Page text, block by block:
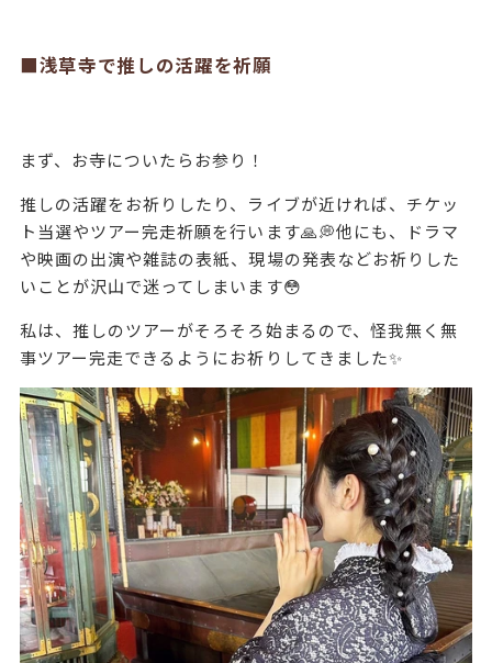
■浅草寺で推しの活躍を祈願
まず、お寺についたらお参り！
推しの活躍をお祈りしたり、ライブが近ければ、チケッ
ト当選やツアー完走祈願を行います🙏💭他にも、ドラマ
や映画の出演や雑誌の表紙、現場の発表などお祈りした
いことが沢山で迷ってしまいます😳
私は、推しのツアーがそろそろ始まるので、怪我無く無
事ツアー完走できるようにお祈りしてきました✨